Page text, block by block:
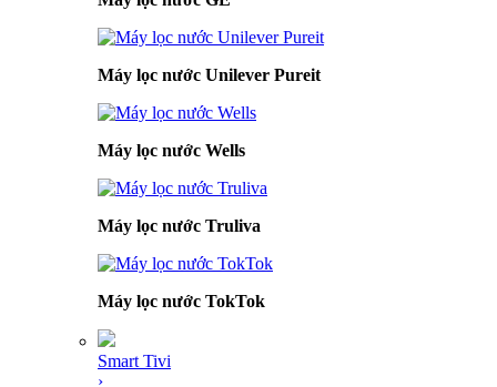
Máy lọc nước Unilever Pureit
Máy lọc nước Wells
Máy lọc nước Truliva
Máy lọc nước TokTok
Smart Tivi
›